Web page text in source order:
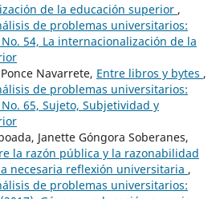
de la educación superior ,
de problemas universitarios:
54, La internacionalización de la
Navarrete, Entre libros y bytes ,
de problemas universitarios:
65, Sujeto, Subjetividad y
Janette Góngora Soberanes,
la razón pública y la razonabilidad
necesaria reflexión universitaria ,
de problemas universitarios: